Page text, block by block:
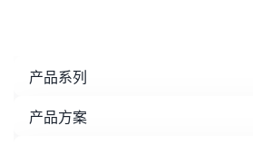
产品系列
产品方案